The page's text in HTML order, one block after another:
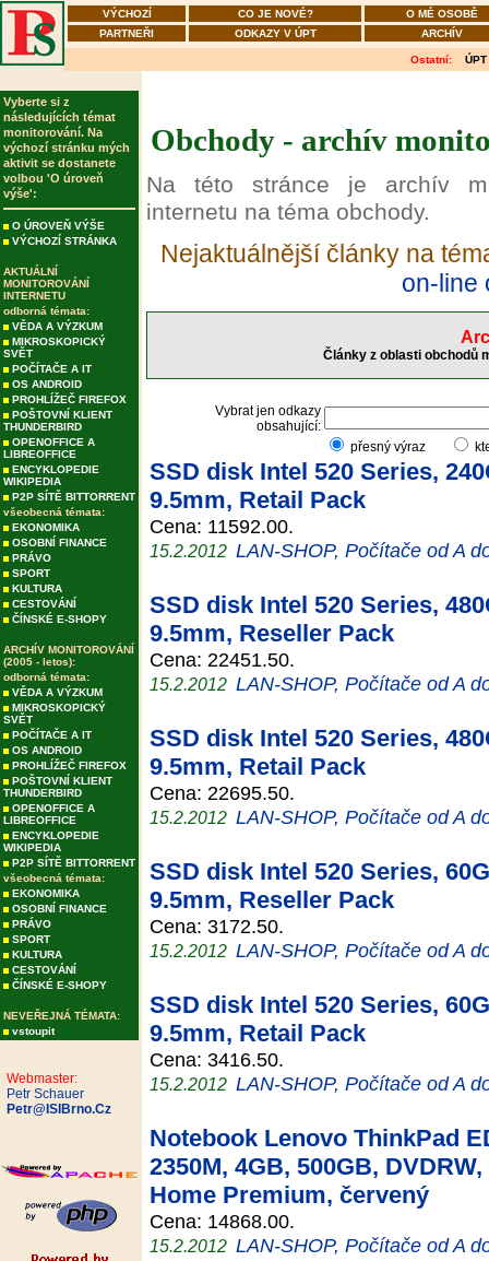
VÝCHOZÍ CO JE NOVÉ?
O MÉ OSOBĚ
PARTNEŘI
ODKAZY V ÚPT ARCHÍV
Ostatní: ÚPT
Vyberte si z
následujících témat
monitorování. Na
výchozí stránku mých
aktivit se dostanete
volbou 'O úroveň
výše':
O ÚROVEŇ VÝŠE
VÝCHOZÍ STRÁNKA
AKTUÁLNÍ
MONITOROVÁNÍ
INTERNETU
odborná témata:
VĚDA A VÝZKUM
MIKROSKOPICKÝ
SVĚT
POČÍTAČE A IT
OS ANDROID
PROHLÍŽEČ FIREFOX
POŠTOVNÍ KLIENT
THUNDERBIRD
OPENOFFICE A
LIBREOFFICE
ENCYKLOPEDIE
WIKIPEDIA
P2P SÍTĚ BITTORRENT
všeobecná témata:
EKONOMIKA
OSOBNÍ FINANCE
PRÁVO
SPORT
KULTURA
CESTOVÁNÍ
ČÍNSKÉ E-SHOPY
ARCHÍV MONITOROVÁNÍ
(2005 - letos):
odborná témata:
VĚDA A VÝZKUM
MIKROSKOPICKÝ
SVĚT
POČÍTAČE A IT
OS ANDROID
PROHLÍŽEČ FIREFOX
POŠTOVNÍ KLIENT
THUNDERBIRD
OPENOFFICE A
LIBREOFFICE
ENCYKLOPEDIE
WIKIPEDIA
P2P SÍTĚ BITTORRENT
všeobecná témata:
EKONOMIKA
OSOBNÍ FINANCE
PRÁVO
SPORT
KULTURA
CESTOVÁNÍ
ČÍNSKÉ E-SHOPY
NEVEŘEJNÁ TÉMATA:
vstoupit
Webmaster:
Petr Schauer
Petr@ISIBrno.Cz
Obchody - archív
Na této stránce je archív
internetu na téma obchody.
Nejaktuálnější články na
on-line
Články z oblasti obchodů
Vybrat jen odkazy
obsahující:
přesný výraz
SSD disk Intel 520 Series,
9.5mm, Retail Pack
Cena: 11592.00.
15.2.2012 LAN-SHOP, Počítače od A
SSD disk Intel 520 Series,
9.5mm, Reseller Pack
Cena: 22451.50.
15.2.2012 LAN-SHOP, Počítače od A
SSD disk Intel 520 Series,
9.5mm, Retail Pack
Cena: 22695.50.
15.2.2012 LAN-SHOP, Počítače od A
SSD disk Intel 520 Series,
9.5mm, Reseller Pack
Cena: 3172.50.
15.2.2012 LAN-SHOP, Počítače od A
SSD disk Intel 520 Series,
9.5mm, Retail Pack
Cena: 3416.50.
15.2.2012 LAN-SHOP, Počítače od A
Notebook Lenovo ThinkPad
2350M, 4GB, 500GB,
Home Premium, červený
Cena: 14868.00.
15.2.2012 LAN-SHOP, Počítače od A